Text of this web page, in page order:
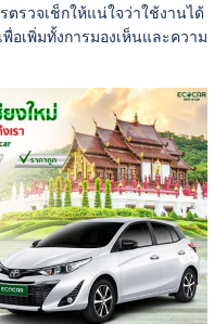
รวจเช็กให้แน่ใจว่าใช้งานได้
อเพิ่มทั้งการมองเห็นและความ